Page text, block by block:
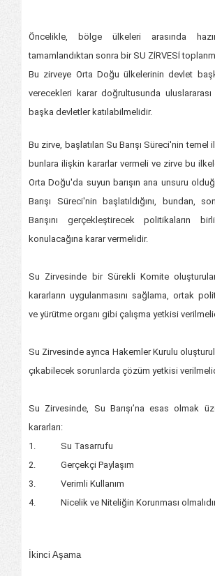
Öncelikle, bölge ülkeleri arasında
tamamlandıktan sonra bir SU ZİRVESİ
Bu zirveye Orta Doğu ülkelerinin devlet
verecekleri karar doğrultusunda
başka devletler katılabilmelidir.
Bu zirve, başlatılan Su Barışı Süreci'nin temel
bunlara ilişkin kararlar vermeli ve zirve bu
Orta Doğu'da suyun barışın ana unsuru
Barışı Süreci'nin başlatıldığını, bundan,
Barışını gerçekleştirecek politikaların
konulacağına karar vermelidir.
Su Zirvesinde bir Sürekli Komite
kararların uygulanmasını sağlama, ortak
ve yürütme organı gibi çalışma yetkisi
Su Zirvesinde ayrıca Hakemler Kurulu
çıkabilecek sorunlarda çözüm yetkisi
Su Zirvesinde, Su Barışı’na esas olmak
kararları:
1. Su Tasarrufu
2. Gerçekçi Paylaşım
3. Verimli Kullanım
4. Nicelik ve Niteliğin Korunması
İkinci Aşama